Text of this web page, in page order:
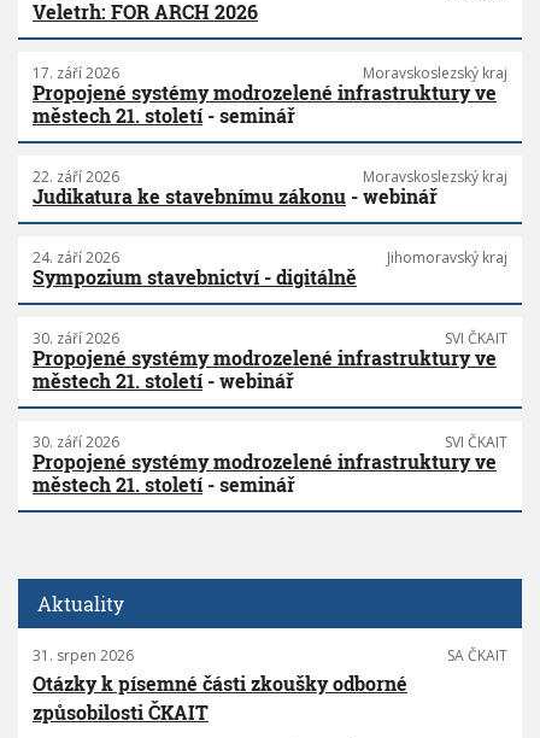
Veletrh: FOR ARCH 2026
17. září 2026 Moravskoslezský kraj
Propojené systémy modrozelené infrastruktury ve
městech 21. století- seminář
22. září 2026 Moravskoslezský kraj
Judikatura ke stavebnímu zákonu - webinář
24. září 2026 Jihomoravský kraj
Sympozium stavebnictví - digitálně
30. září 2026 SVI ČKAIT
Propojené systémy modrozelené infrastruktury ve
městech 21. století- webinář
30. září 2026 SVI ČKAIT
Propojené systémy modrozelené infrastruktury ve
městech 21. století- seminář
Aktuality
31. srpen 2026 SA ČKAIT
Otázky k písemné části zkoušky odborné
způsobilosti ČKAIT